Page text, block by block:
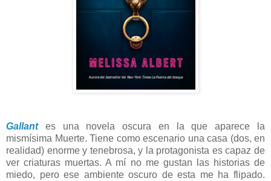
Gallant
es una novela oscura en la que aparece la
mismísima Muerte. Tiene como escenario una casa (dos, en
realidad) enorme y tenebrosa, y la protagonista es capaz de
ver criaturas muertas. A mí no me gustan las historias de
miedo, pero ese ambiente oscuro de esta me ha flipado.